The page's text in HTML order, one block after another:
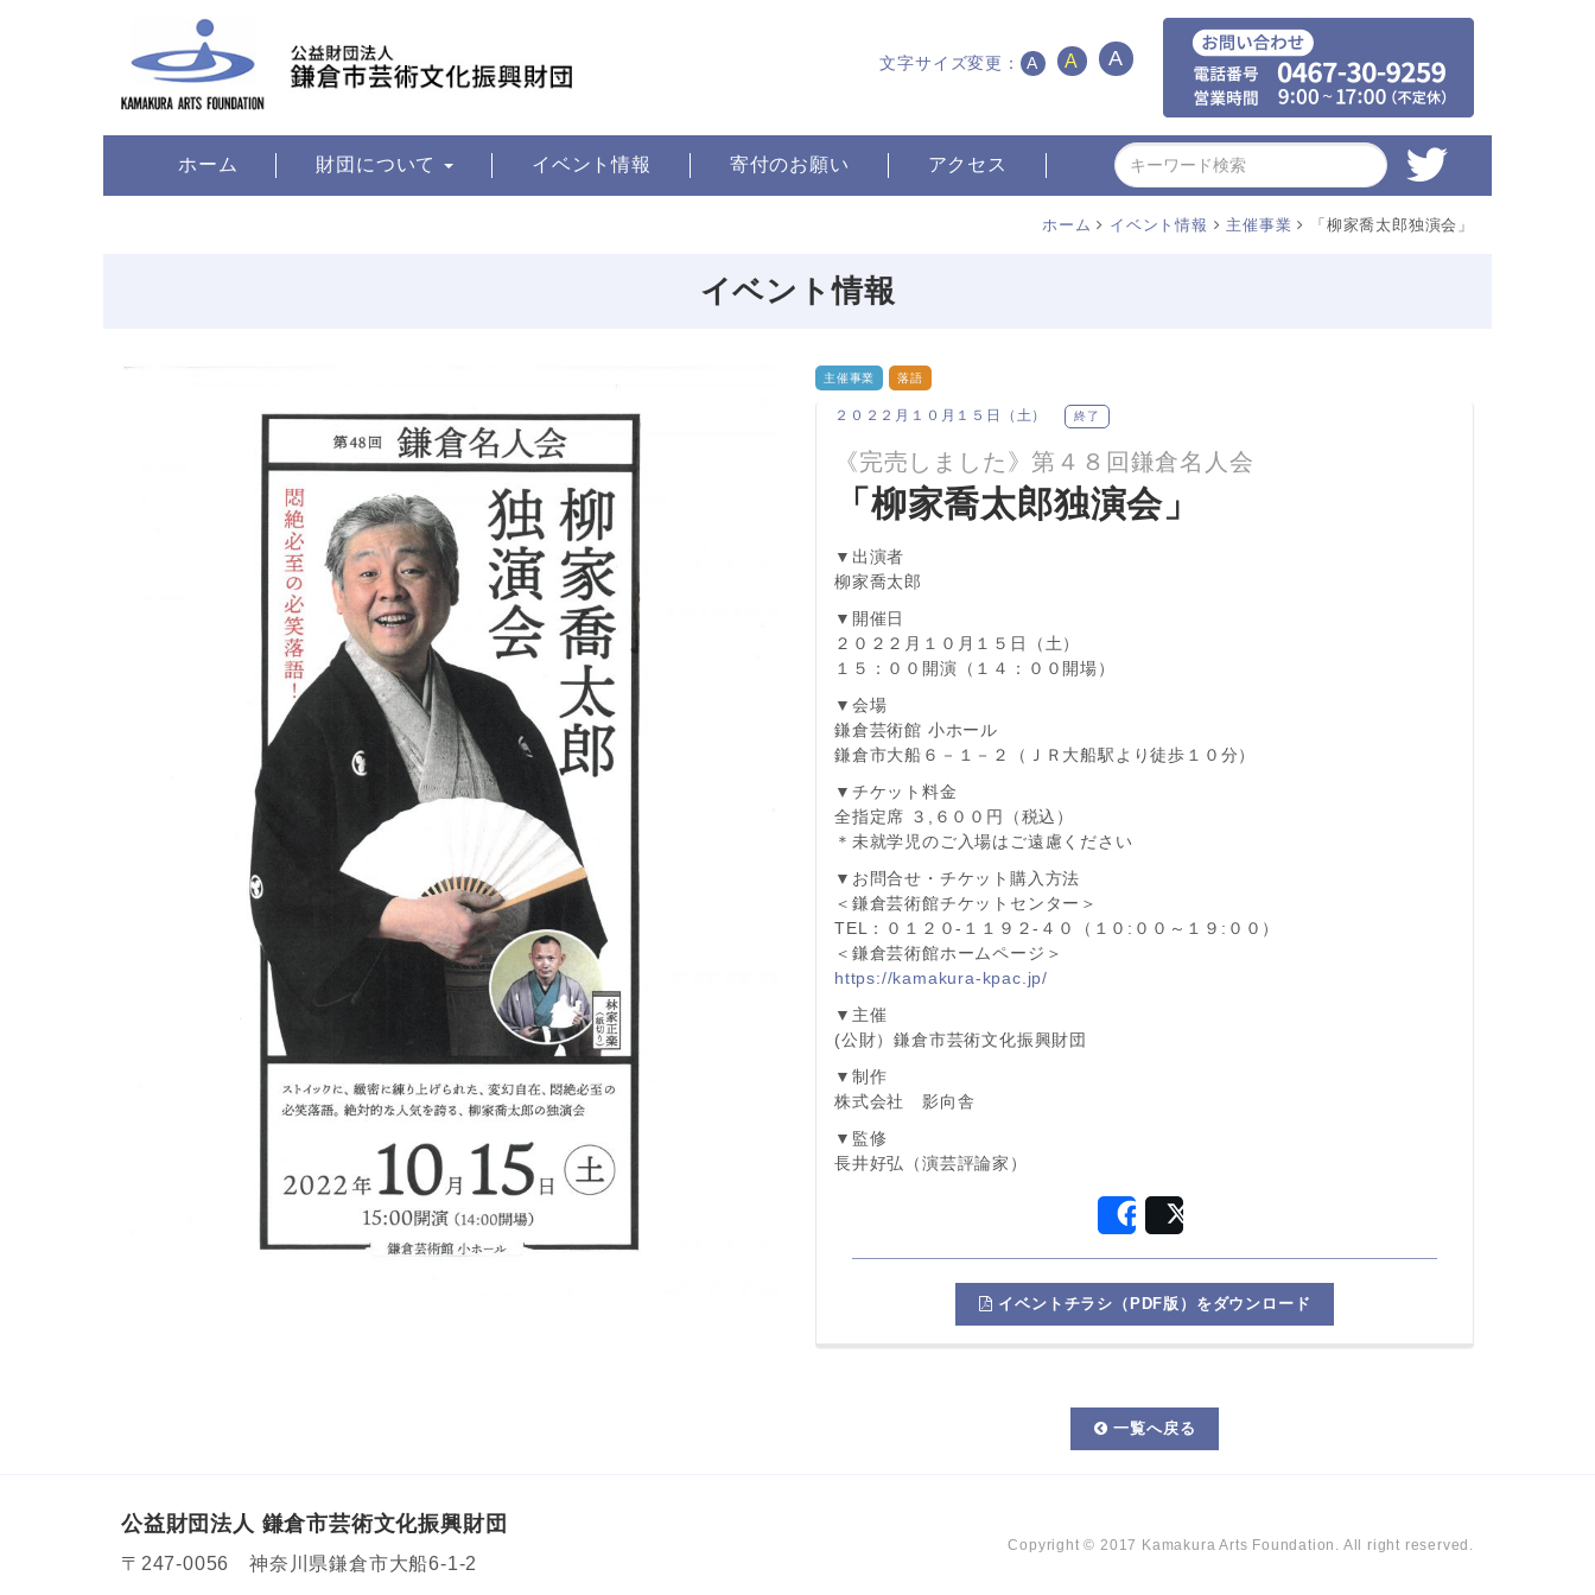
文字サイズ変更： A A A
ホーム 財団について イベント情報 寄付のお願い アクセス
ホーム イベント情報 主催事業 「柳家喬太郎独演会」
イベント情報
主催事業 落語
２０２２月１０月１５日（土） 終了
《完売しました》第４８回鎌倉名人会
「柳家喬太郎独演会」
▼出演者
柳家喬太郎
▼開催日
２０２２月１０月１５日（土）
１５：００開演（１４：００開場）
▼会場
鎌倉芸術館 小ホール
鎌倉市大船６－１－２（ＪＲ大船駅より徒歩１０分）
▼チケット料金
全指定席 ３,６００円（税込）
＊未就学児のご入場はご遠慮ください
▼お問合せ・チケット購入方法
＜鎌倉芸術館チケットセンター＞
TEL：０１２０-１１９２-４０（１０:００～１９:００）
＜鎌倉芸術館ホームページ＞
https://kamakura-kpac.jp/
▼主催
(公財）鎌倉市芸術文化振興財団
▼制作
株式会社 影向舎
▼監修
長井好弘（演芸評論家）
Share
イベントチラシ（PDF版）をダウンロード
一覧へ戻る
公益財団法人 鎌倉市芸術文化振興財団
〒247-0056 神奈川県鎌倉市大船6-1-2
Copyright © 2017 Kamakura Arts Foundation. All right reserved.